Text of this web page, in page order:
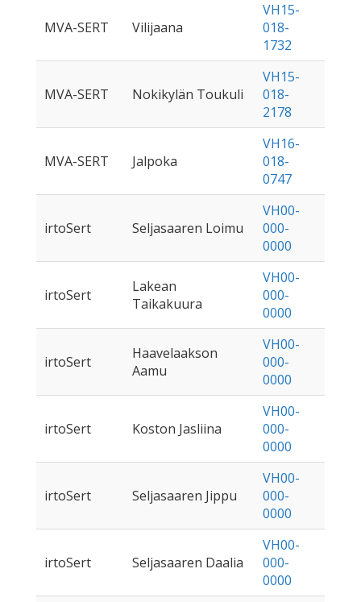
MVA-SERT Vilijaana
VH15-
018-
1732
MVA-SERT Nokikylän Toukuli
VH15-
018-
2178
MVA-SERT Jalpoka
VH16-
018-
0747
irtoSert Seljasaaren Loimu
VH00-
000-
0000
irtoSert
Lakean
Taikakuura
VH00-
000-
0000
irtoSert
Haavelaakson
Aamu
VH00-
000-
0000
irtoSert Koston Jasliina
VH00-
000-
0000
irtoSert Seljasaaren Jippu
VH00-
000-
0000
irtoSert Seljasaaren Daalia
VH00-
000-
0000